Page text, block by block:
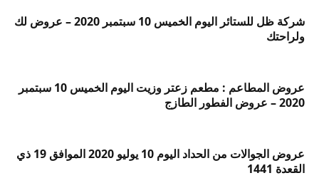
شركة ظل للستائر اليوم الخميس 10 سبتمبر 2020 – عروض لك
ولراحتك
عروض المطاعم : مطعم زعتر وزيت اليوم الخميس 10 سبتمبر
2020 – عروض الفطور الطازج
عروض الجوالات من الحداد اليوم 10 يوليو 2020 الموافق 19 ذي
القعدة 1441